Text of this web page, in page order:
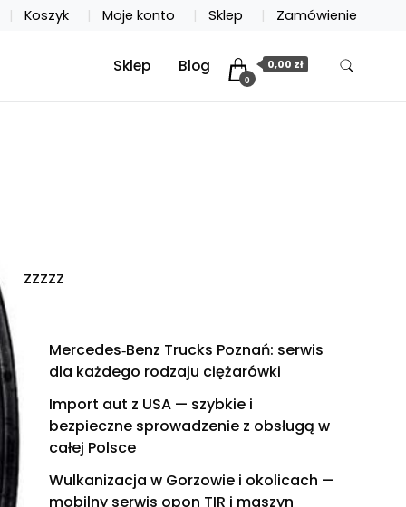
Koszyk Moje konto Sklep Zamówienie
Sklep Blog
0
0,00 zł
zzzzz
Mercedes‑Benz Trucks Poznań: serwis
dla każdego rodzaju ciężarówki
Import aut z USA — szybkie i
bezpieczne sprowadzenie z obsługą w
całej Polsce
Wulkanizacja w Gorzowie i okolicach —
mobilny serwis opon TIR i maszyn